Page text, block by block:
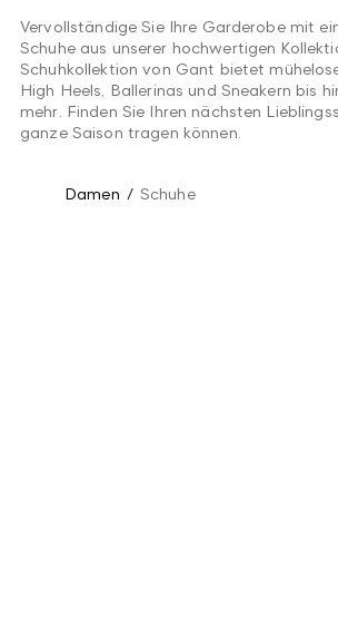
Vervollständige Sie Ihre Garderobe mit
Schuhe aus unserer hochwertigen
Schuhkollektion von Gant bietet
High Heels, Ballerinas und Sneakern bis
mehr. Finden Sie Ihren nächsten
ganze Saison tragen können.
Damen / Schuhe